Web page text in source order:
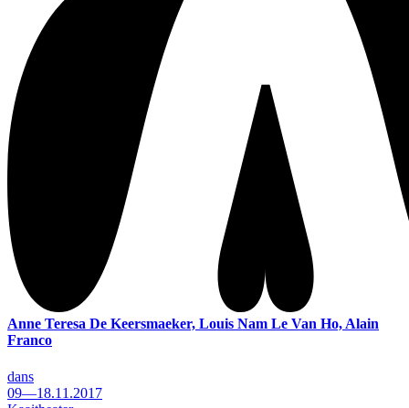
Anne Teresa De Keersmaeker, Louis Nam Le Van Ho, Alain
Franco
dans
09—18.11.2017